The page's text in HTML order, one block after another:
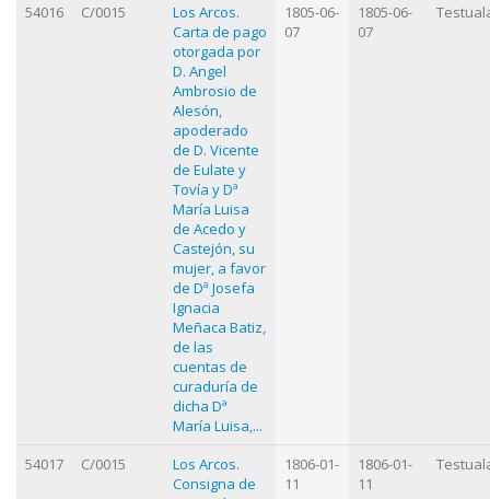
54016 C/0015
Los Arcos.
Carta de pago
otorgada por
D. Angel
Ambrosio de
Alesón,
apoderado
de D. Vicente
de Eulate y
Tovía y Dª
María Luisa
de Acedo y
Castejón, su
mujer, a favor
de Dª Josefa
Ignacia
Meñaca Batiz,
de las
cuentas de
curaduría de
dicha Dª
María Luisa,...
1805-06-
07
1805-06-
07
54017 C/0015
Los Arcos.
Consigna de
1806-01-
11
1806-01-
11